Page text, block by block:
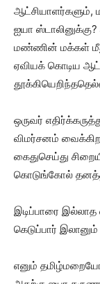
ஆட்சியாளர்களும்,
ஐயா
மண்ணின் மக்கள்
ஏவியக் கொடிய
ஒருவர்
விமர்சனம்
கைதுசெய்து
கொடுங்கோல்
இடிப்பாரை
கெடுப்பார்
எனும்